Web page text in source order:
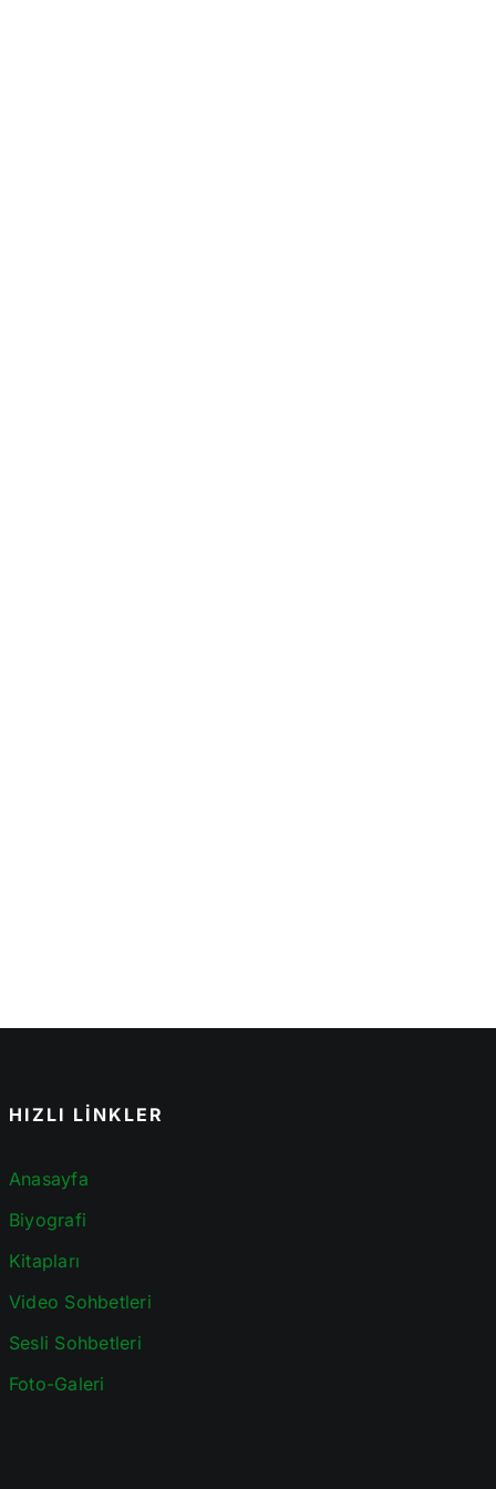
HIZLI LİNKLER
Anasayfa
Biyografi
Kitapları
Video Sohbetleri
Sesli Sohbetleri
Foto-Galeri